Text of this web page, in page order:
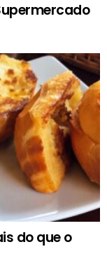
do que o